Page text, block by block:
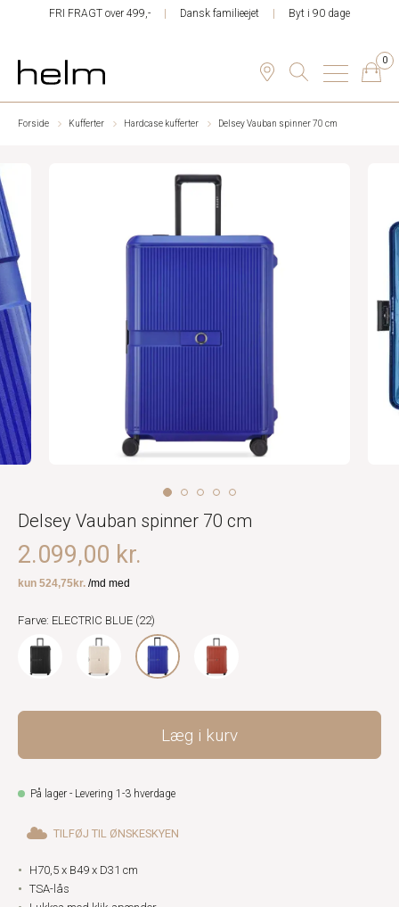
FRI FRAGT over 499,- Dansk familieejet Byt i 90 dage
0
Forside Kufferter Hardcase kufferter Delsey Vauban spinner 70 cm
Delsey Vauban spinner 70 cm
2.099,00 kr.
Farve: ELECTRIC BLUE (22)
Læg i kurv
På lager - Levering 1-3 hverdage
TILFØJ TIL ØNSKESKYEN
H70,5 x B49 x D31 cm
TSA-lås